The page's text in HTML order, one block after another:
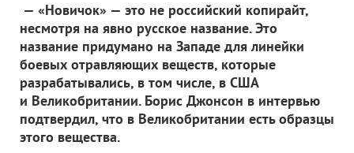
— «Новичок» — это не российский копирайт,
несмотря на явно русское название. Это
название придумано на Западе для линейки
боевых отравляющих веществ, которые
разрабатывались, в том числе, в США
и Великобритании. Борис Джонсон в интервью
подтвердил, что в Великобритании есть образцы
этого вещества.